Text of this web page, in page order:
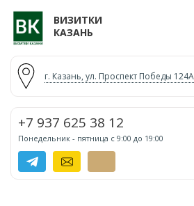
ВИЗИТКИ
КАЗАНЬ
г. Казань, ул. Проспект Победы 124А
+7 937 625 38 12
Понедельник - пятница с 9:00 до 19:00